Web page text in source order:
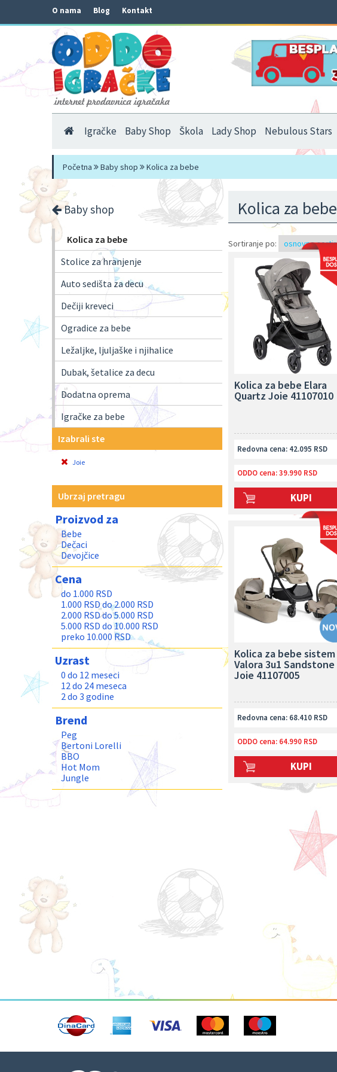
O nama Blog Kontakt
Igračke Baby Shop Škola Lady Shop Nebulous Stars
Početna Baby shop Kolica za bebe
Baby shop
Kolica za bebe
Stolice za hranjenje
Auto sedišta za decu
Dečiji kreveci
Ogradice za bebe
Ležaljke, ljuljaške i njihalice
Dubak, šetalice za decu
Dodatna oprema
Igračke za bebe
Izabrali ste
Joie
Ubrzaj pretragu
Proizvod za
Bebe
Dečaci
Devojčice
Cena
do 1.000 RSD
1.000 RSD do 2.000 RSD
2.000 RSD do 5.000 RSD
5.000 RSD do 10.000 RSD
preko 10.000 RSD
Uzrast
0 do 12 meseci
12 do 24 meseca
2 do 3 godine
Brend
Peg
Bertoni Lorelli
BBO
Hot Mom
Jungle
Kolica za bebe
Sortiranje po:
Kolica za bebe Elara
Quartz Joie 41107010
Redovna cena: 42.095 RSD
ODDO cena:39.990 RSD
KUPI
Kolica za bebe sistem
Valora 3u1 Sandstone
Joie 41107005
Redovna cena: 68.410 RSD
ODDO cena:64.990 RSD
KUPI